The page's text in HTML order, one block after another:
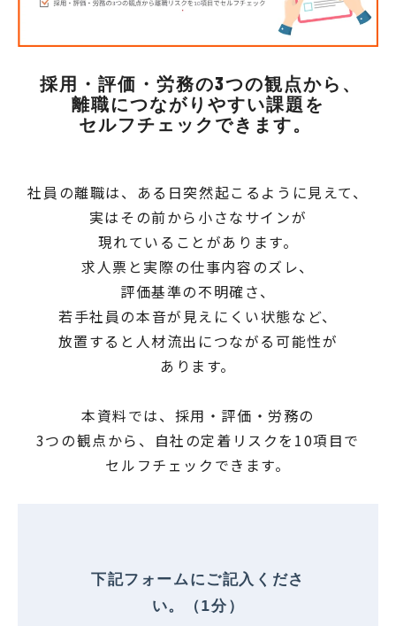
採用・評価・労務の3つの観点から、
離職につながりやすい課題を
セルフチェックできます。
社員の離職は、ある日突然起こるように見えて、
実はその前から小さなサインが
現れていることがあります。
求人票と実際の仕事内容のズレ、
評価基準の不明確さ、
若手社員の本音が見えにくい状態など、
放置すると人材流出につながる可能性が
あります。
本資料では、採用・評価・労務の
3つの観点から、自社の定着リスクを10項目で
セルフチェックできます。
下記フォームにご記入くださ
い。（1分）